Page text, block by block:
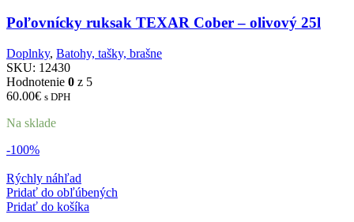
Poľovnícky ruksak TEXAR Cober – olivový 25l
Doplnky, Batohy, tašky, brašne
SKU: 12430
Hodnotenie 0 z 5
60.00€ s DPH
Na sklade
-100%
Rýchly náhľad
Pridať do obľúbených
Pridať do košíka